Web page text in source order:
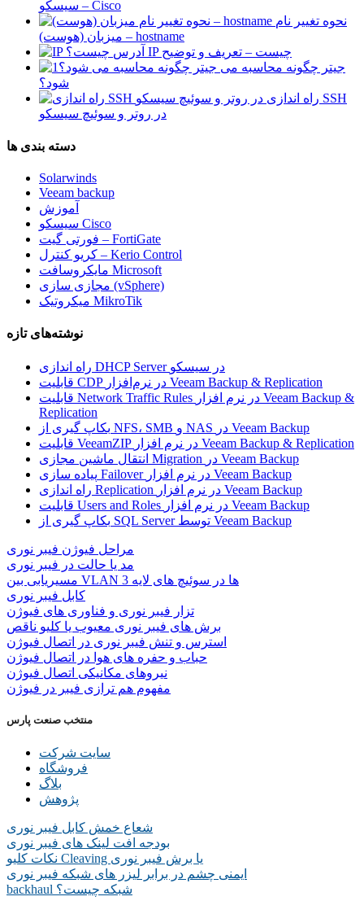
سیسکو – Cisco
نحوه تغییر نام
میزبان (هوست) – hostname
آدرس IP چیست – تعریف و توضیح
جیتر چگونه محاسبه می
شود؟
راه اندازی SSH
در روتر و سوئیچ سیسکو
دسته بندی ها
Solarwinds
Veeam backup
آموزش
سیسکو Cisco
فورتی گیت – FortiGate
کریو کنترل – Kerio Control
مایکروسافت Microsoft
مجازی سازی (vSphere)
میکروتیک MikroTik
نوشته‌های تازه
راه اندازی DHCP Server در سیسکو
قابلیت CDP در نرم‌افزار Veeam Backup & Replication
قابلیت Network Traffic Rules در نرم افزار Veeam Backup &
Replication
بکاپ گیری از NFS، SMB و NAS در Veeam Backup
قابلیت VeeamZIP در نرم افزار Veeam Backup & Replication
انتقال ماشین مجازی Migration در Veeam Backup
پیاده سازی Failover در نرم افزار Veeam Backup
راه اندازی Replication در نرم افزار Veeam Backup
قابلیت Users and Roles در نرم افزار Veeam Backup
بکاپ گیری از SQL Server توسط Veeam Backup
مراحل فیوژن فیبر نوری
مد یا حالت در فیبر نوری
مسیریابی بین VLAN ها در سوئیچ های لایه 3
کابل فیبر نوری
تزار فیبر نوری و فناوری های فیوژن
برش های فیبر نوری معیوب یا کلیو ناقص
استرس و تنش فیبر نوری در اتصال فیوژن
حباب و حفره‌ های هوا در اتصال فیوژن
نیروهای مکانیکی اتصال فیوژن
مفهوم هم ترازی فیبر در فیوژن
منتخب صنعت پارس
سایت شرکت
فروشگاه
بلاگ
پژوهش
شعاع خمش کابل فیبر نوری
بودجه افت لینک های فیبر نوری
نکات کلیو Cleaving یا برش فیبر نوری
ایمنی چشم در برابر لیزر های شبکه فیبر نوری
backhaul شبکه چیست؟